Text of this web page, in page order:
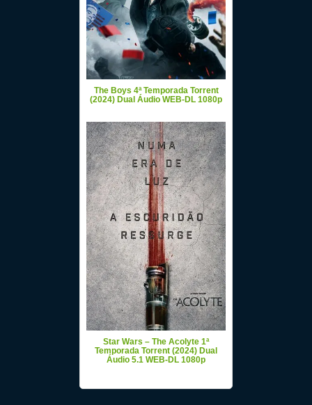
The Boys 4ª Temporada Torrent
(2024) Dual Áudio WEB-DL 1080p
Star Wars – The Acolyte 1ª
Temporada Torrent (2024) Dual
Áudio 5.1 WEB-DL 1080p